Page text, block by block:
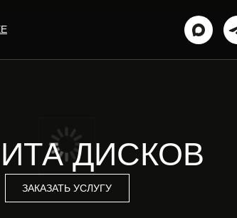
ДИСКОВ
ЗАКАЗАТЬ УСЛУГУ